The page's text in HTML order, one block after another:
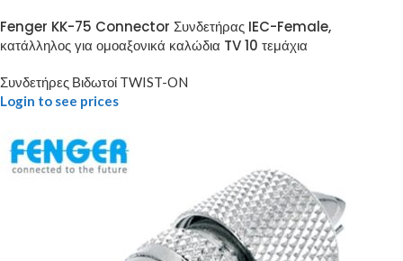
Fenger KK-75 Connector Συνδετήρας IEC-Female,
κατάλληλος για ομοαξονικά καλώδια TV 10 τεμάχια
Συνδετήρες Βιδωτοί TWIST-ON
Login to see prices